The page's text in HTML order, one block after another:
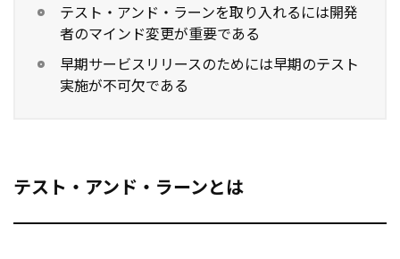
テスト・アンド・ラーンを取り入れるには開発
者のマインド変更が重要である
早期サービスリリースのためには早期のテスト
実施が不可欠である
テスト・アンド・ラーンとは